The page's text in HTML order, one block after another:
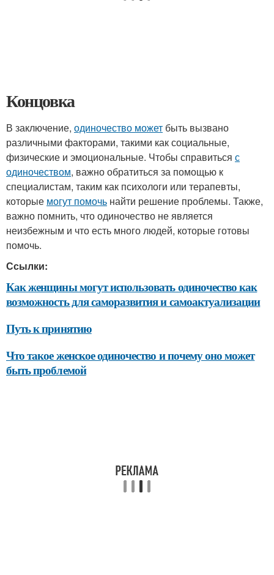
Концовка
В заключение, одиночество может быть вызвано
различными факторами, такими как социальные,
физические и эмоциональные. Чтобы справиться с
одиночеством, важно обратиться за помощью к
специалистам, таким как психологи или терапевты,
которые могут помочь найти решение проблемы. Также,
важно помнить, что одиночество не является
неизбежным и что есть много людей, которые готовы
помочь.
Ссылки:
Как женщины могут использовать одиночество как
возможность для саморазвития и самоактуализации
Путь к принятию
Что такое женское одиночество и почему оно может
быть проблемой